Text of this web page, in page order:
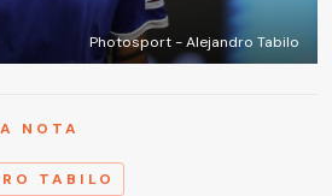
Photosport - Alejandro Tabilo
NOTA
TABILO